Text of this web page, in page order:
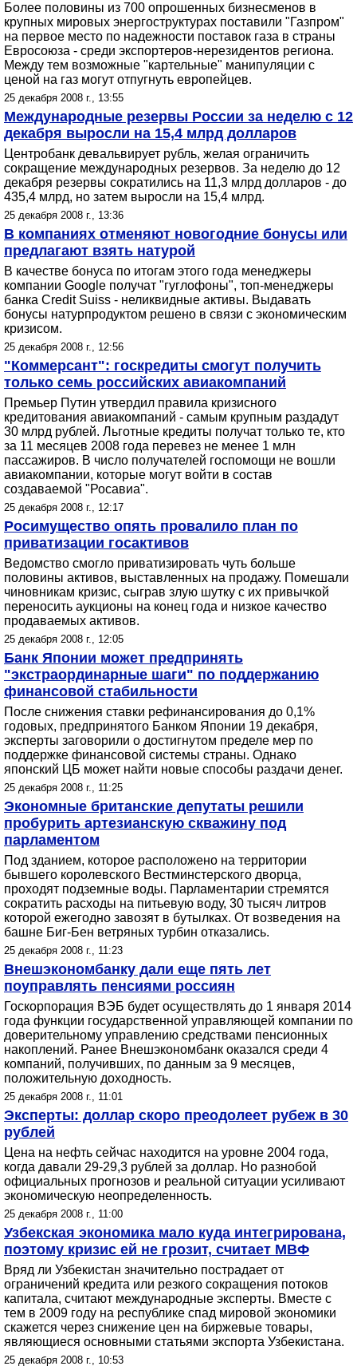
Более половины из 700 опрошенных бизнесменов в
крупных мировых энергоструктурах поставили "Газпром"
на первое место по надежности поставок газа в страны
Евросоюза - среди экспортеров-нерезидентов региона.
Между тем возможные "картельные" манипуляции с
ценой на газ могут отпугнуть европейцев.
25 декабря 2008 г., 13:55
Международные резервы России за неделю с 12
декабря выросли на 15,4 млрд долларов
Центробанк девальвирует рубль, желая ограничить
сокращение международных резервов. За неделю до 12
декабря резервы сократились на 11,3 млрд долларов - до
435,4 млрд, но затем выросли на 15,4 млрд.
25 декабря 2008 г., 13:36
В компаниях отменяют новогодние бонусы или
предлагают взять натурой
В качестве бонуса по итогам этого года менеджеры
компании Google получат "гуглофоны", топ-менеджеры
банка Credit Suiss - неликвидные активы. Выдавать
бонусы натурпродуктом решено в связи с экономическим
кризисом.
25 декабря 2008 г., 12:56
"Коммерсант": госкредиты смогут получить
только семь российских авиакомпаний
Премьер Путин утвердил правила кризисного
кредитования авиакомпаний - самым крупным раздадут
30 млрд рублей. Льготные кредиты получат только те, кто
за 11 месяцев 2008 года перевез не менее 1 млн
пассажиров. В число получателей госпомощи не вошли
авиакомпании, которые могут войти в состав
создаваемой "Росавиа".
25 декабря 2008 г., 12:17
Росимущество опять провалило план по
приватизации госактивов
Ведомство смогло приватизировать чуть больше
половины активов, выставленных на продажу. Помешали
чиновникам кризис, сыграв злую шутку с их привычкой
переносить аукционы на конец года и низкое качество
продаваемых активов.
25 декабря 2008 г., 12:05
Банк Японии может предпринять
"экстраординарные шаги" по поддержанию
финансовой стабильности
После снижения ставки рефинансирования до 0,1%
годовых, предпринятого Банком Японии 19 декабря,
эксперты заговорили о достигнутом пределе мер по
поддержке финансовой системы страны. Однако
японский ЦБ может найти новые способы раздачи денег.
25 декабря 2008 г., 11:25
Экономные британские депутаты решили
пробурить артезианскую скважину под
парламентом
Под зданием, которое расположено на территории
бывшего королевского Вестминстерского дворца,
проходят подземные воды. Парламентарии стремятся
сократить расходы на питьевую воду, 30 тысяч литров
которой ежегодно завозят в бутылках. От возведения на
башне Биг-Бен ветряных турбин отказались.
25 декабря 2008 г., 11:23
Внешэкономбанку дали еще пять лет
поуправлять пенсиями россиян
Госкорпорация ВЭБ будет осуществлять до 1 января 2014
года функции государственной управляющей компании по
доверительному управлению средствами пенсионных
накоплений. Ранее Внешэкономбанк оказался среди 4
компаний, получивших, по данным за 9 месяцев,
положительную доходность.
25 декабря 2008 г., 11:01
Эксперты: доллар скоро преодолеет рубеж в 30
рублей
Цена на нефть сейчас находится на уровне 2004 года,
когда давали 29-29,3 рублей за доллар. Но разнобой
официальных прогнозов и реальной ситуации усиливают
экономическую неопределенность.
25 декабря 2008 г., 11:00
Узбекская экономика мало куда интегрирована,
поэтому кризис ей не грозит, считает МВФ
Вряд ли Узбекистан значительно пострадает от
ограничений кредита или резкого сокращения потоков
капитала, считают международные эксперты. Вместе с
тем в 2009 году на республике спад мировой экономики
скажется через снижение цен на биржевые товары,
являющиеся основными статьями экспорта Узбекистана.
25 декабря 2008 г., 10:53